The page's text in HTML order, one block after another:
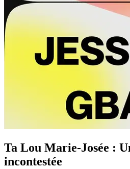
Ta Lou Marie-Josée :
incontestée